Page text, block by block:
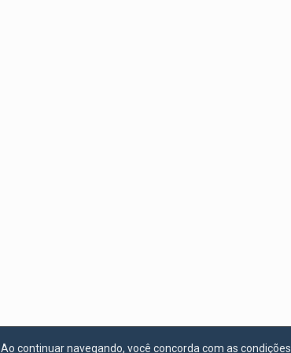
. Ao continuar navegando, você concorda com as condições.